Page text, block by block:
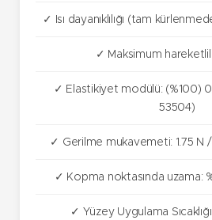
✓ Isı dayanıklılığı (tam
✓ Maksimum
✓ Elastikiyet modülü: (%100)
53504)
✓ Gerilme mukavemeti: 1.75 N
✓ Kopma noktasında uzama:
✓ Yüzey Uygulama